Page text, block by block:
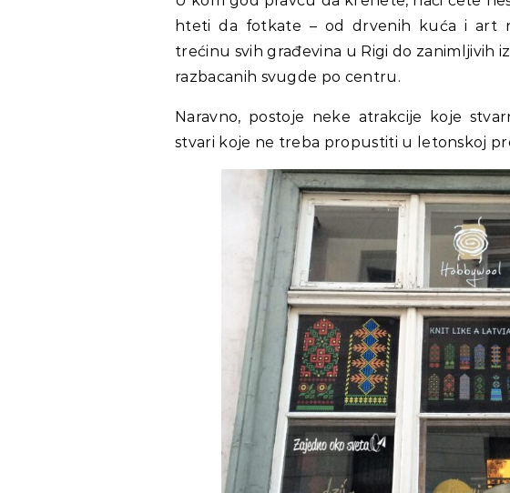
hteti da fotkate – od drvenih kuća i art
trećinu svih građevina u Rigi do zanimljivih
razbacanih svugde po centru.
Naravno, postoje neke atrakcije koje
stvari koje ne treba propustiti u letonskoj